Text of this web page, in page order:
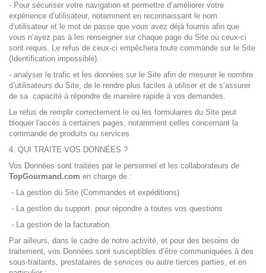
- Pour sécuriser votre navigation et permettre d’améliorer votre
expérience d’utilisateur, notamment en reconnaissant le nom
d’utilisateur et le mot de passe que vous avez déjà fournis afin que
vous n’ayez pas à les renseigner sur chaque page du Site où ceux-ci
sont requis. Le refus de ceux-ci empêchera toute commande sur le Site
(Identification impossible).
- analyser le trafic et les données sur le Site afin de mesurer le nombre
d’utilisateurs du Site, de le rendre plus faciles à utiliser et de s’assurer
de sa capacité à répondre de manière rapide à vos demandes.
Le refus de remplir correctement le ou les formulaires du Site peut
bloquer l'accès à certaines pages, notamment celles concernant la
commande de produits ou services.
4. QUI TRAITE VOS DONNÉES ?
Vos Données sont traitées par le personnel et les collaborateurs de
TopGourmand.com en charge de :
- La gestion du Site (Commandes et expéditions)
- La gestion du support, pour répondre à toutes vos questions
- La gestion de la facturation.
Par ailleurs, dans le cadre de notre activité, et pour des besoins de
traitement, vos Données sont susceptibles d’être communiquées à des
sous-traitants, prestataires de services ou autre tierces parties, et en